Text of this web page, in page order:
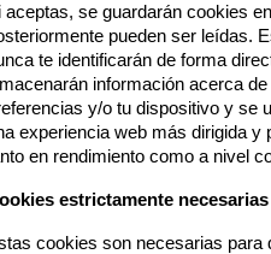
EN STOCK
TORNEO POKEMON
VERANO 8 AGOSTO
7 €
21.00%IVA
- +
del sitio.
terceros que analizan cómo se
para mejorar la
ofertas comerciales
análisis de sus hábitos de
botón para aceptarlas o
Puede revisar toda la
nuestra Política de Cookies.
aceptas, se guardarán cookies
pueden ser leídas.
te identificarán de forma
información acerca de
y/o tu dispositivo y se
experiencia web más dirigida y
en rendimiento como a nivel
estrictamente necesarias
cookies son necesarias para